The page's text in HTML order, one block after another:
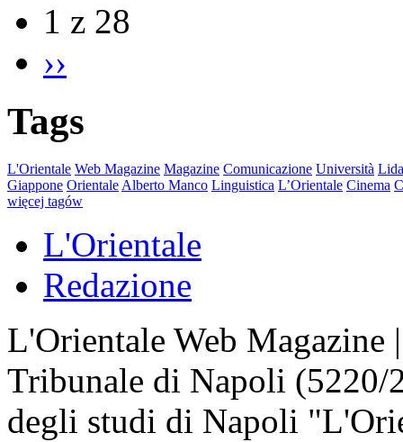
1 z 28
››
Tags
L'Orientale Web Magazine Magazine Comunicazione Università
Giappone Orientale Alberto Manco Linguistica L’Orientale Cinema
więcej tagów
L'Orientale
Redazione
L'Orientale Web Magazine
Tribunale di Napoli
degli studi di Napoli